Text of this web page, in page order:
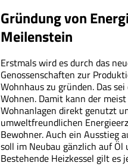
Gründung von
Meilenstein
Erstmals wird es durch das
Genossenschaften zur
Wohnhaus zu gründen. Das
Wohnen. Damit kann der
Wohnanlagen direkt genutzt
umweltfreundlichen
Bewohner. Auch ein Ausstieg
soll im Neubau gänzlich auf
Bestehende Heizkessel gilt es